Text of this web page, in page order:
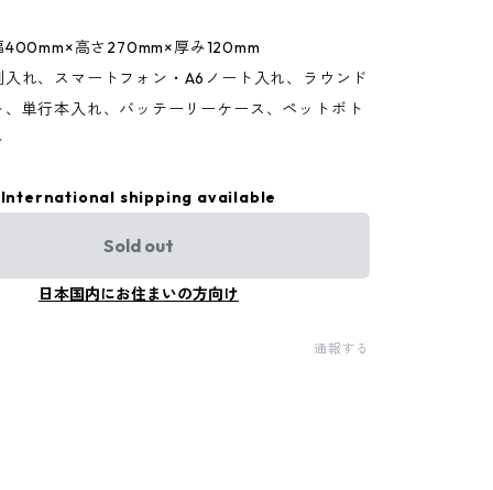
400mm×高さ270mm×厚み120mm
れ、スマートフォン・A6ノート入れ、ラウンド
単行本入れ、バッテーリーケース、ペットボト
International shipping available
Sold out
日本国内にお住まいの方向け
通報する